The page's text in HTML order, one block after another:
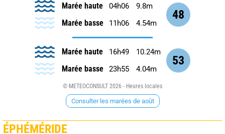
48
Marée haute 04h06 9.8m
Marée basse 11h06 4.54m
53
Marée haute 16h49 10.24m
Marée basse 23h55 4.04m
© METEOCONSULT 2026 - Heures locales
Consulter les marées de août
ÉPHÉMÉRIDE